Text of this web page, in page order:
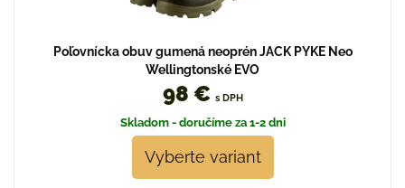
Poľovnícka obuv gumená neoprén JACK PYKE Neo
Wellingtonské EVO
98 € s DPH
Skladom - doručíme za 1-2 dni
Vyberte variant